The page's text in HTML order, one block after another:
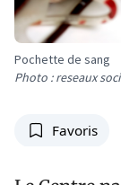
Pochette de sang
Photo : reseaux
Favoris